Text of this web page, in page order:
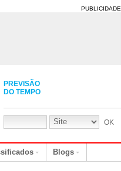
PUBLICIDADE
PREVISÃO
DO TEMPO
Blogs